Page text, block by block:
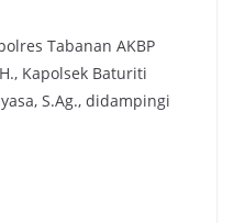
Tabanan AKBP
Kapolsek Baturiti
S.Ag., didampingi